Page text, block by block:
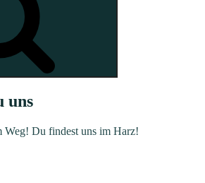
uns
Weg! Du findest uns im Harz!